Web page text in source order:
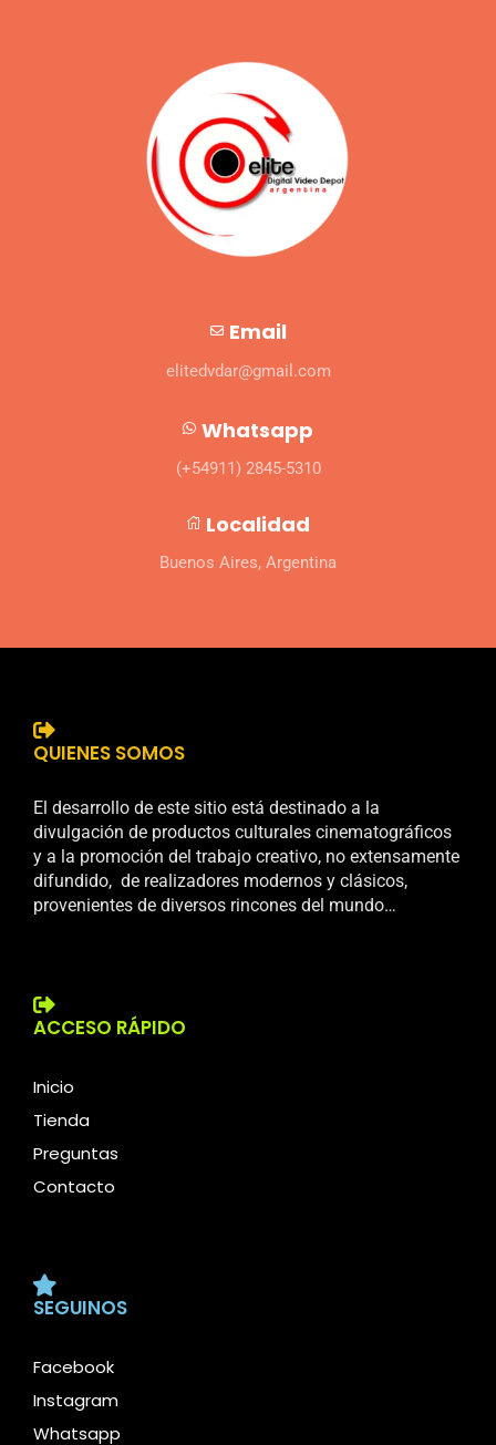
Email
elitedvdar@gmail.com
Whatsapp
(+54911) 2845-5310
Localidad
Buenos Aires, Argentina
QUIENES SOMOS
El desarrollo de este sitio está destinado a la
divulgación de productos culturales cinematográficos
y a la promoción del trabajo creativo, no extensamente
difundido, de realizadores modernos y clásicos,
provenientes de diversos rincones del mundo…
ACCESO RÁPIDO
Inicio
Tienda
Preguntas
Contacto
SEGUINOS
Facebook
Instagram
Whatsapp